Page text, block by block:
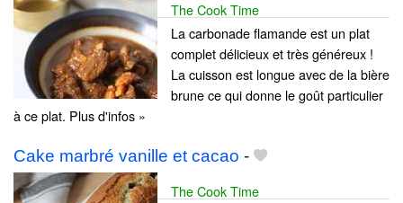
The Cook Time
La carbonade flamande est un plat
complet délicieux et très généreux !
La cuisson est longue avec de la bière
brune ce qui donne le goût particulier
à ce plat. Plus d'infos »
Cake marbré vanille et cacao -
The Cook Time